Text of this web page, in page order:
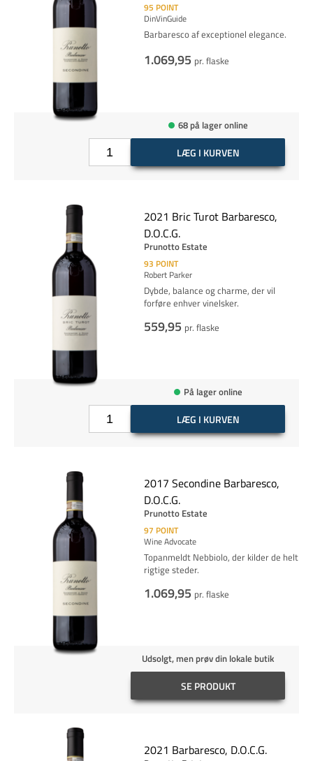
95 POINT
DinVinGuide
Barbaresco af exceptionel elegance.
1.069,95 pr. flaske
68 på lager online
LÆG I KURVEN
2021 Bric Turot Barbaresco,
D.O.C.G.
Prunotto Estate
93 POINT
Robert Parker
Dybde, balance og charme, der vil
forføre enhver vinelsker.
559,95 pr. flaske
På lager online
LÆG I KURVEN
2017 Secondine Barbaresco,
D.O.C.G.
Prunotto Estate
97 POINT
Wine Advocate
Topanmeldt Nebbiolo, der kilder de helt
rigtige steder.
1.069,95 pr. flaske
Udsolgt, men prøv din lokale butik
SE PRODUKT
2021 Barbaresco, D.O.C.G.